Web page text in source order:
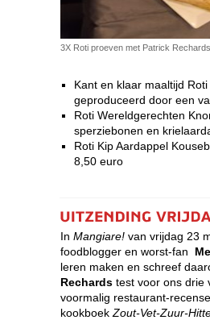
3X Roti proeven met Patrick Rechards
Kant en klaar maaltijd
geproduceerd door een
Roti Wereldgerechten
sperziebonen en
Roti Kip Aardappel
8,50 euro
In Mangiare! van vrijdag 23
foodblogger en worst-fan
leren maken en schreef
Rechards test voor ons drie
voormalig restaurant-
kookboek Zout-Vet-Zuur-